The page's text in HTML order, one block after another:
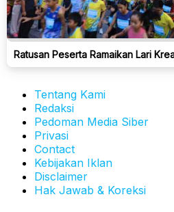
Ratusan Peserta Ramaikan Lari
Tentang Kami
Redaksi
Pedoman Media Siber
Privasi
Contact
Kebijakan Iklan
Disclaimer
Hak Jawab & Koreksi